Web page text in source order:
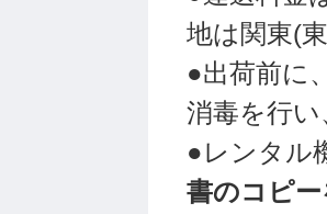
地は関東(
●出荷前に
消毒を行
●レンタル
書のコピ